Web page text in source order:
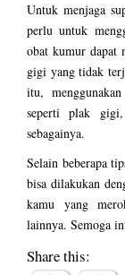
Untuk menjaga
perlu untuk
obat kumur dapat
gigi yang tidak
itu,
seperti plak
sebagainya.
Selain beberapa
bisa dilakukan
kamu yang
lainnya. Semoga
Share this: